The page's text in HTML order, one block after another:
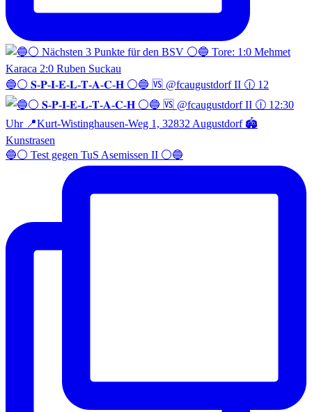
🔵⚪️ 𝐒-𝐏-𝐈-𝐄-𝐋-𝐓-𝐀-𝐂-𝐇 ⚪️🔵 🆚 @fcaugustdorf II 🕧 12
🔵⚪️ Test gegen TuS Asemissen II ⚪️🔵